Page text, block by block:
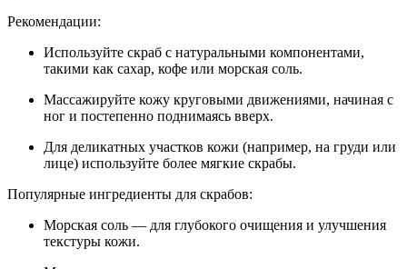
Рекомендации:
Используйте скраб с натуральными компонентами,
такими как сахар, кофе или морская соль.
Массажируйте кожу круговыми движениями, начиная с
ног и постепенно поднимаясь вверх.
Для деликатных участков кожи (например, на груди или
лице) используйте более мягкие скрабы.
Популярные ингредиенты для скрабов:
Морская соль — для глубокого очищения и улучшения
текстуры кожи.